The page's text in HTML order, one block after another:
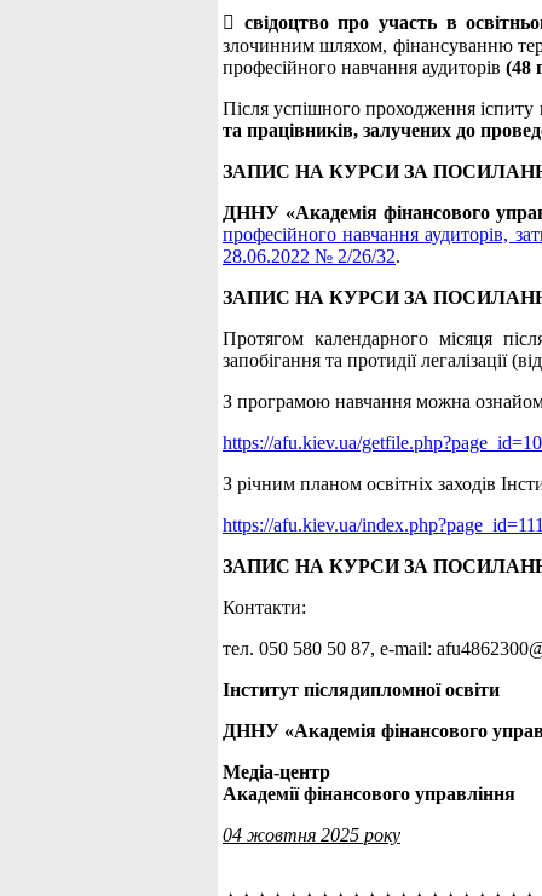
 свідоцтво про участь в
злочинним шляхом, фінансуванню
професійного навчання аудиторів (48
Після успішного проходження іспиту
та працівників, залучених до
ЗАПИС НА КУРСИ ЗА
ДННУ «Академія фінансового
професійного навчання аудиторів,
28.06.2022 № 2/26/32.
ЗАПИС НА КУРСИ ЗА
Протягом календарного місяця
запобігання та протидії
З програмою навчання можна
https://afu.kiev.ua/
З річним планом освітніх заходів
https://afu.kiev.ua/
ЗАПИС НА КУРСИ ЗА
Контакти:
тел. 050 580 50 87, е-mail:
Інститут післядипломної освіти
ДННУ «Академія фінансового
Медіа-центр
Академії фінансового управління
04 жовтня 2025 року